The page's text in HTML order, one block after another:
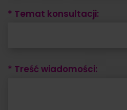
* Temat konsultacji:
* Treść wiadomości: